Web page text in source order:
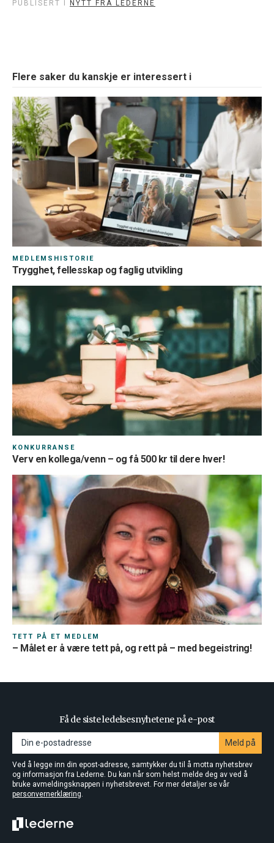
PUBLISERT I NYTT FRA LEDERNE
Flere saker du kanskje er interessert i
MEDLEMSHISTORIE
Trygghet, fellesskap og faglig utvikling
KONKURRANSE
Verv en kollega/venn – og få 500 kr til dere hver!
TETT PÅ ET MEDLEM
– Målet er å være tett på, og rett på – med begeistring!
Få de siste ledelsesnyhetene på e-post
Meld på
Ved å legge inn din epost-adresse, samtykker du til å motta nyhetsbrev
og informasjon fra Lederne. Du kan når som helst melde deg av ved å
bruke avmeldingsknappen i nyhetsbrevet. For mer detaljer se vår
personvernerklæring.